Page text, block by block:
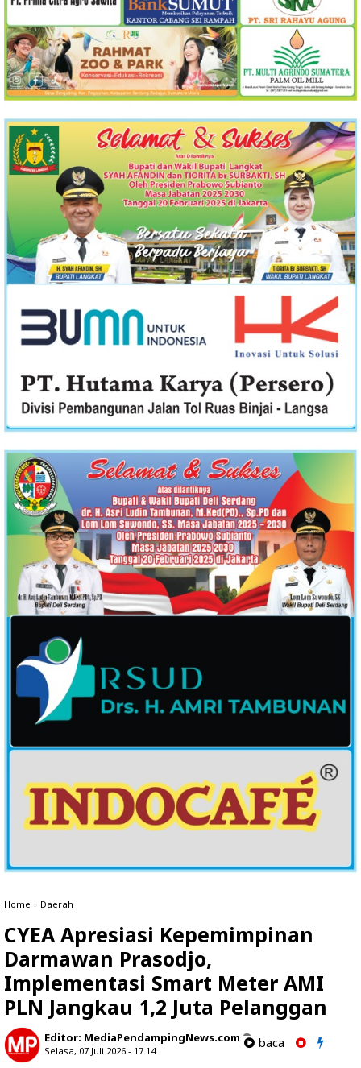
Home » Daerah
CYEA Apresiasi Kepemimpinan
Darmawan Prasodjo,
Implementasi Smart Meter AMI
PLN Jangkau 1,2 Juta Pelanggan
Editor: MediaPendampingNews.com
Selasa, 07 Juli 2026 - 17.14
baca